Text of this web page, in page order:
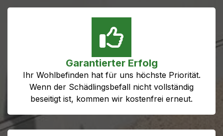
Garantierter Erfolg
Ihr Wohlbefinden hat für uns höchste Priorität.
Wenn der Schädlingsbefall nicht vollständig
beseitigt ist, kommen wir kostenfrei erneut.